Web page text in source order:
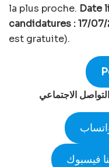
la plus proche. Date
candidatures : 17/
est gratuite).
الاجتماعي
فيسبوك